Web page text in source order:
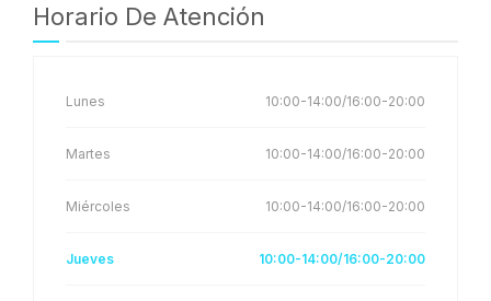
Horario De Atención
Lunes 10:00-14:00/16:00-20:00
Martes 10:00-14:00/16:00-20:00
Miércoles 10:00-14:00/16:00-20:00
Jueves 10:00-14:00/16:00-20:00